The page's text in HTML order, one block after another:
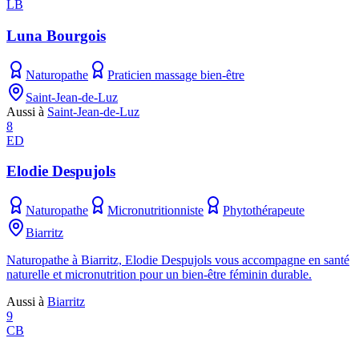
LB
Luna Bourgois
Naturopathe
Praticien massage bien-être
Saint-Jean-de-Luz
Aussi à Saint-Jean-de-Luz
8
ED
Elodie Despujols
Naturopathe Micronutritionniste
Phytothérapeute
Biarritz
Naturopathe à Biarritz, Elodie Despujols vous accompagne en santé
naturelle et micronutrition pour un bien-être féminin durable.
Aussi à Biarritz
9
CB